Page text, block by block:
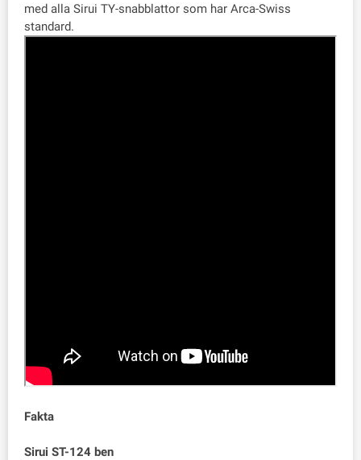
med alla Sirui TY-snabblattor som har Arca-Swiss
standard.
Fakta
Sirui ST-124 ben